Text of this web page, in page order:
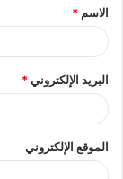
*
الاسم *
البريد الإلكتروني*
الموقع الإلكتروني